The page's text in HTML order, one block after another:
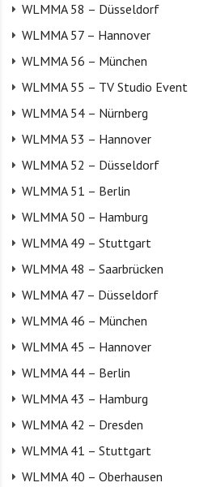
WLMMA 58 – Düsseldorf
WLMMA 57 – Hannover
WLMMA 56 – München
WLMMA 55 – TV Studio Event
WLMMA 54 – Nürnberg
WLMMA 53 – Hannover
WLMMA 52 – Düsseldorf
WLMMA 51 – Berlin
WLMMA 50 – Hamburg
WLMMA 49 – Stuttgart
WLMMA 48 – Saarbrücken
WLMMA 47 – Düsseldorf
WLMMA 46 – München
WLMMA 45 – Hannover
WLMMA 44 – Berlin
WLMMA 43 – Hamburg
WLMMA 42 – Dresden
WLMMA 41 – Stuttgart
WLMMA 40 – Oberhausen